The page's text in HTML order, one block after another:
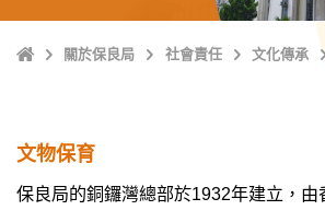
主
關於保良局 社會責任 文化傳承
文物保育
保良局的銅鑼灣總部於1932年建立，由